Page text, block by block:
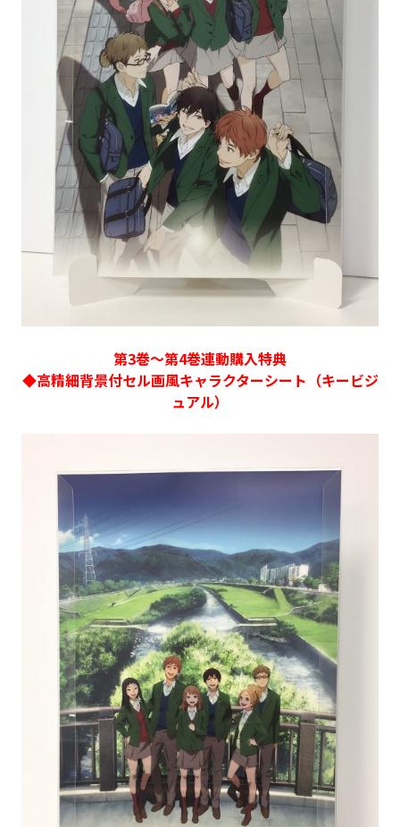
『無職転生Ⅲ ～異世界行ったら本気だす～』
『ふつつかな悪女ではございますが ～雛宮蝶鼠と
りかえ伝～』
第3巻～第4巻連動購入特典
◆高精細背景付セル画風キャラクターシート（キービジ
ュアル）